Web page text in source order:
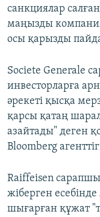
санкциялар
маңызды
осы қарызды
Societe Generale
инвесторларға
әрекеті қысқа
қарсы қатаң
азайтады" деген
Bloomberg
Raiffeisen
жіберген
шығарған құжат